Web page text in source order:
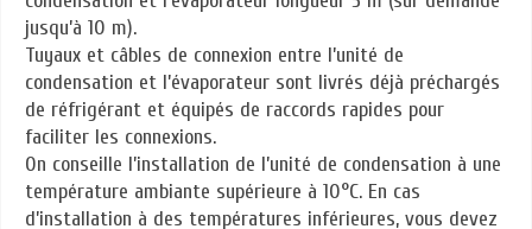
jusqu’à 10 m).
Tuyaux et câbles de connexion entre l’unité de
condensation et l’évaporateur sont livrés déjà préchargés
de réfrigérant et équipés de raccords rapides pour
faciliter les connexions.
On conseille l’installation de l’unité de condensation à une
température ambiante supérieure à 10°C. En cas
d’installation à des températures inférieures, vous devez